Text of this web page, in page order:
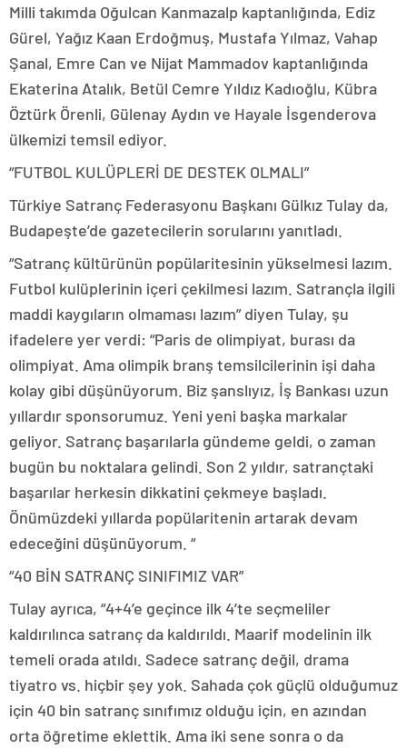
Milli takımda Oğulcan Kanmazalp kaptanlığında, Ediz
Gürel, Yağız Kaan Erdoğmuş, Mustafa Yılmaz, Vahap
Şanal, Emre Can ve Nijat Mammadov kaptanlığında
Ekaterina Atalık, Betül Cemre Yıldız Kadıoğlu, Kübra
Öztürk Örenli, Gülenay Aydın ve Hayale İsgenderova
ülkemizi temsil ediyor.
“FUTBOL KULÜPLERİ DE DESTEK OLMALI”
Türkiye Satranç Federasyonu Başkanı Gülkız Tulay da,
Budapeşte’de gazetecilerin sorularını yanıtladı.
“Satranç kültürünün popülaritesinin yükselmesi lazım.
Futbol kulüplerinin içeri çekilmesi lazım. Satrançla ilgili
maddi kaygıların olmaması lazım” diyen Tulay, şu
ifadelere yer verdi: “Paris de olimpiyat, burası da
olimpiyat. Ama olimpik branş temsilcilerinin işi daha
kolay gibi düşünüyorum. Biz şanslıyız, İş Bankası uzun
yıllardır sponsorumuz. Yeni yeni başka markalar
geliyor. Satranç başarılarla gündeme geldi, o zaman
bugün bu noktalara gelindi. Son 2 yıldır, satrançtaki
başarılar herkesin dikkatini çekmeye başladı.
Önümüzdeki yıllarda popülaritenin artarak devam
edeceğini düşünüyorum. “
“40 BİN SATRANÇ SINIFIMIZ VAR”
Tulay ayrıca, “4+4’e geçince ilk 4’te seçmeliler
kaldırılınca satranç da kaldırıldı. Maarif modelinin ilk
temeli orada atıldı. Sadece satranç değil, drama
tiyatro vs. hiçbir şey yok. Sahada çok güçlü olduğumuz
için 40 bin satranç sınıfımız olduğu için, en azından
orta öğretime eklettik. Ama iki sene sonra o da